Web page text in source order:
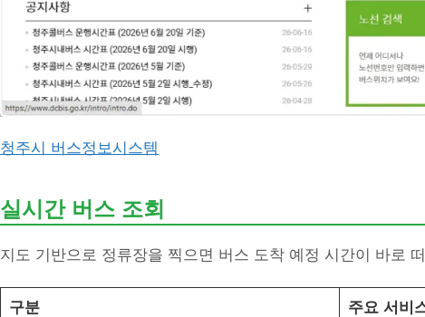
청주시 버스정보시스템
실시간 버스 조회
지도 기반으로 정류장을 찍으면 버스 도착 예정 시간이 바로
구분 주요 서비